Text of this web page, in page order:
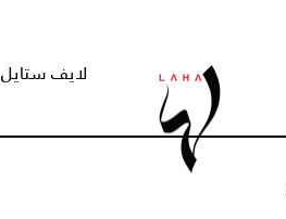
لايف ستايل